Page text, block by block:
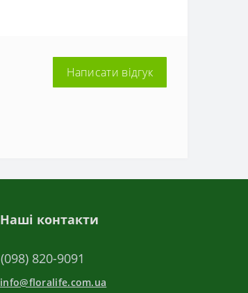
Написати відгук
Наші контакти
(098) 820-9091
info@floralife.com.ua